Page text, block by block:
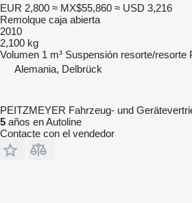
EUR 2,800 ≈ MX$55,860 ≈ USD 3,216
Remolque caja abierta
2010
2,100 kg
Volumen 1 m³ Suspensión resorte/resorte
Alemania, Delbrück
PEITZMEYER Fahrzeug- und
5 años en Autoline
Contacte con el vendedor